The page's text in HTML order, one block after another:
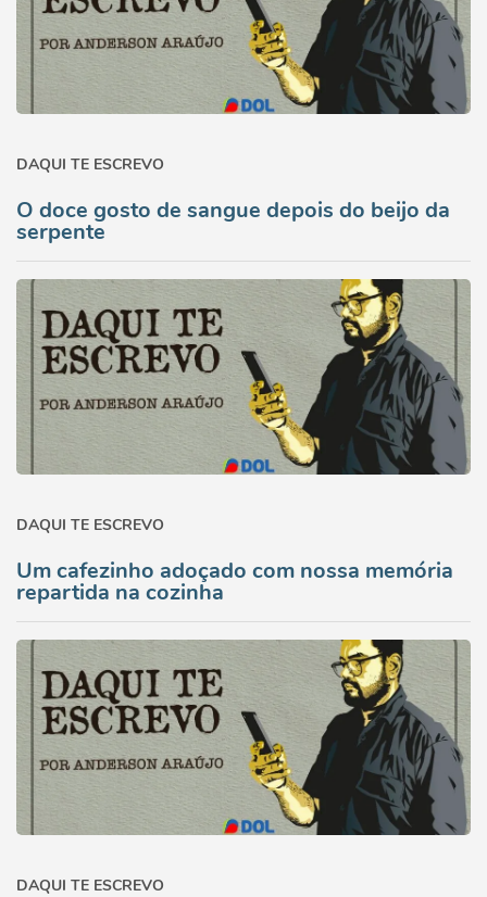
DAQUI TE ESCREVO
O doce gosto de sangue depois do beijo da
serpente
DAQUI TE ESCREVO
Um cafezinho adoçado com nossa memória
repartida na cozinha
DAQUI TE ESCREVO